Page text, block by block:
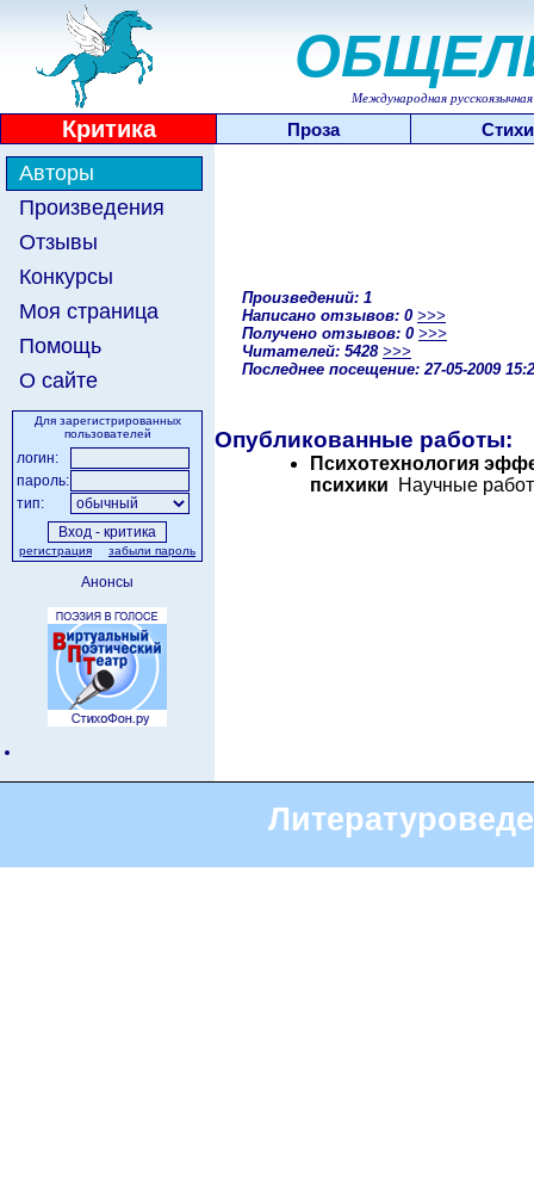
Международная
Критика Проза Стихи
Авторы
Произведения
Отзывы
Конкурсы
Моя страница
Помощь
О сайте
Для зарегистрированных
пользователей
логин:
пароль:
тип:
регистрация забыли пароль
Анонсы
Произведений: 1
Написано отзывов: 0 >>>
Получено отзывов: 0 >>>
Читателей: 5428 >>>
Последнее посещение: 27-05-2009
Опубликованные работы:
Психотехнология
психики Научные